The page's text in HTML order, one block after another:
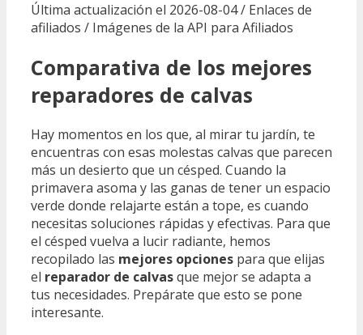
Última actualización el 2026-08-04 / Enlaces de
afiliados / Imágenes de la API para Afiliados
Comparativa de los mejores
reparadores de calvas
Hay momentos en los que, al mirar tu jardín, te
encuentras con esas molestas calvas que parecen
más un desierto que un césped. Cuando la
primavera asoma y las ganas de tener un espacio
verde donde relajarte están a tope, es cuando
necesitas soluciones rápidas y efectivas. Para que
el césped vuelva a lucir radiante, hemos
recopilado las mejores opciones para que elijas
el reparador de calvasque mejor se adapta a
tus necesidades. Prepárate que esto se pone
interesante.